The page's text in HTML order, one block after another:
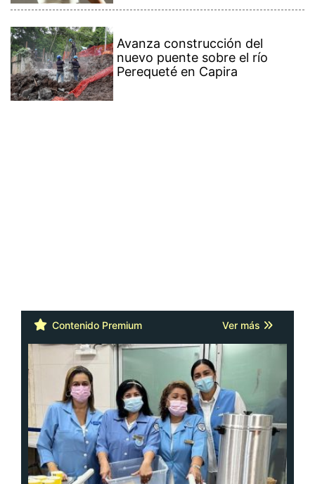
Avanza construcción del
nuevo puente sobre el río
Perequeté en Capira
Contenido Premium Ver más